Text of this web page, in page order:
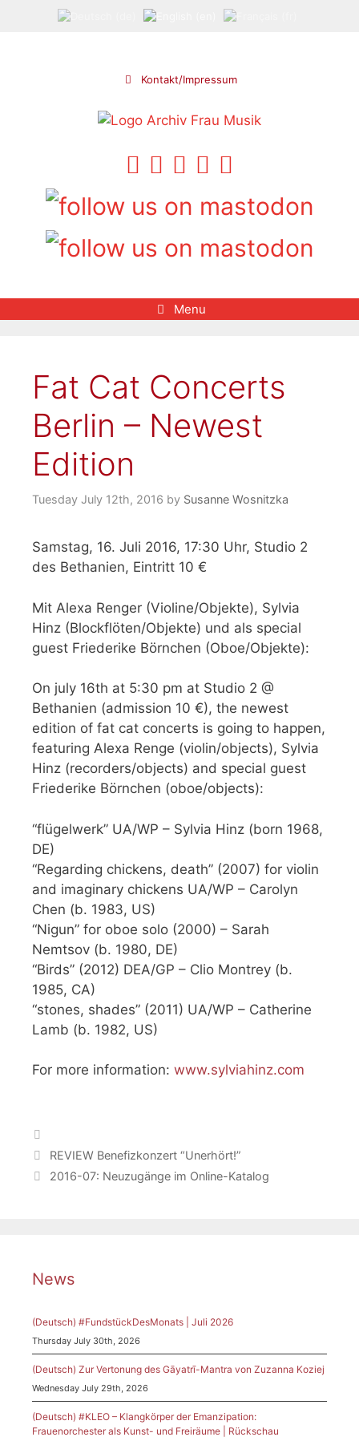
Kontakt/Impressum
Menu
Fat Cat Concerts
Berlin – Newest
Edition
Tuesday July 12th, 2016 by Susanne Wosnitzka
Samstag, 16. Juli 2016, 17:30 Uhr, Studio 2
des Bethanien, Eintritt 10 €
Mit Alexa Renger (Violine/Objekte), Sylvia
Hinz (Blockflöten/Objekte) und als special
guest Friederike Börnchen (Oboe/Objekte):
On july 16th at 5:30 pm at Studio 2 @
Bethanien (admission 10 €), the newest
edition of fat cat concerts is going to happen,
featuring Alexa Renge (violin/objects), Sylvia
Hinz (recorders/objects) and special guest
Friederike Börnchen (oboe/objects):
“flügelwerk” UA/WP – Sylvia Hinz (born 1968,
DE)
“Regarding chickens, death” (2007) for violin
and imaginary chickens UA/WP – Carolyn
Chen (b. 1983, US)
“Nigun” for oboe solo (2000) – Sarah
Nemtsov (b. 1980, DE)
“Birds” (2012) DEA/GP – Clio Montrey (b.
1985, CA)
“stones, shades” (2011) UA/WP – Catherine
Lamb (b. 1982, US)
For more information: www.sylviahinz.com
REVIEW Benefizkonzert “Unerhört!”
2016-07: Neuzugänge im Online-Katalog
News
(Deutsch) #FundstückDesMonats | Juli 2026
Thursday July 30th, 2026
(Deutsch) Zur Vertonung des Gāyatrī-Mantra von Zuzanna Koziej
Wednesday July 29th, 2026
(Deutsch) #KLEO – Klangkörper der Emanzipation:
Frauenorchester als Kunst- und Freiräume | Rückschau